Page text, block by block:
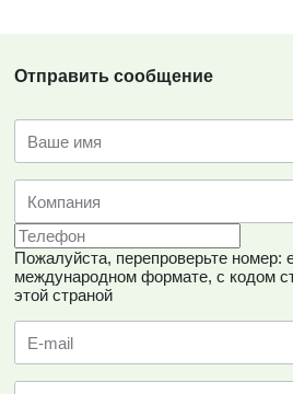
Отправить сообщение
Пожалуйста, перепроверьте номер:
международном формате, с кодом
этой страной